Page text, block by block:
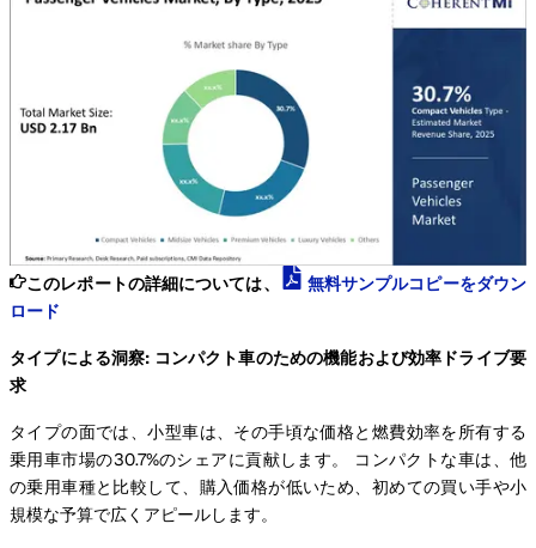
このレポートの詳細については、
無料サンプルコピーをダウン
ロード
タイプによる洞察: コンパクト車のための機能および効率ドライブ要
求
タイプの面では、小型車は、その手頃な価格と燃費効率を所有する
乗用車市場の30.7%のシェアに貢献します。 コンパクトな車は、他
の乗用車種と比較して、購入価格が低いため、初めての買い手や小
規模な予算で広くアピールします。